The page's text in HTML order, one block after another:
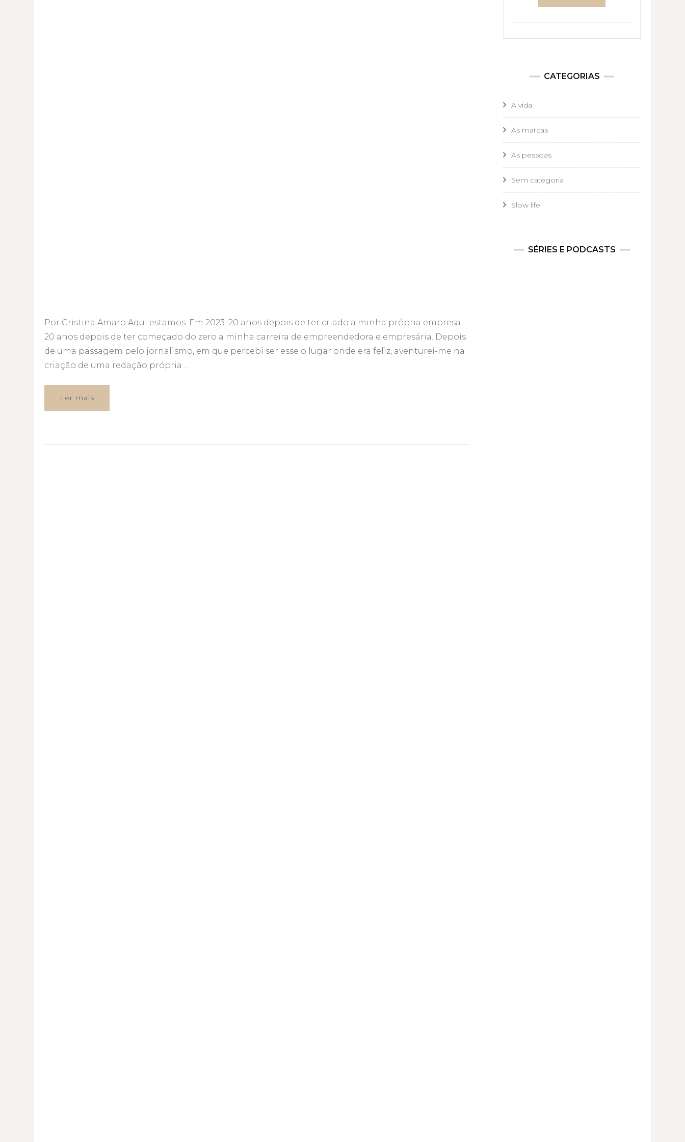
Por Cristina Amaro Aqui estamos. Em 2023. 20 anos depois de ter criado a minha própria empresa.
20 anos depois de ter começado do zero a minha carreira de empreendedora e empresária. Depois
de uma passagem pelo jornalismo, em que percebi ser esse o lugar onde era feliz, aventurei-me na
criação de uma redação própria …
Ler mais
CATEGORIAS
A vida
As marcas
As pessoas
Sem categoria
Slow life
SÉRIES E PODCASTS